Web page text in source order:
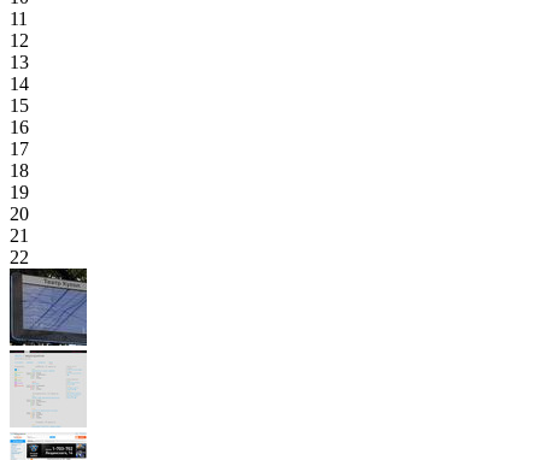
11
12
13
14
15
16
17
18
19
20
21
22